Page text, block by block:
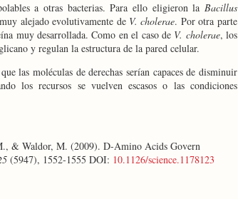
a otras bacterias. Para ello eligieronla Bacillus
alejado evolutivamente de V. cholerae. Por otra parte
muy desarrollada. Como en el caso de V. cholerae, los
y regulan la estructura de la pared celular.
las moléculas de derechas serían capaces de disminuir
los recursos se vuelven escasos o las condiciones
& Waldor, M. (2009). D-Amino Acids Govern
(5947), 1552-1555 DOI: 10.1126/science.1178123